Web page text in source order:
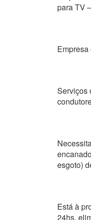
para TV
Serviços
esgoto)
Está à
24hs,